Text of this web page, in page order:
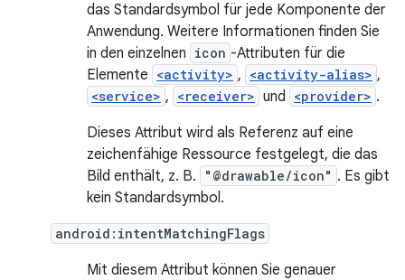
das Standardsymbol für jede Komponente der
Anwendung. Weitere Informationen finden Sie
in den einzelnen icon -Attributen für die
Elemente <activity> , <activity-alias> ,
<service> , <receiver> und <provider> .
Dieses Attribut wird als Referenz auf eine
zeichenfähige Ressource festgelegt, die das
Bild enthält, z. B.
"@drawable/icon" . Es gibt
kein Standardsymbol.
android:intentMatchingFlags
Mit diesem Attribut können Sie genauer